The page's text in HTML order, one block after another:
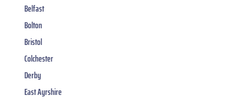
Belfast
Bolton
Bristol
Colchester
Derby
East Ayrshire